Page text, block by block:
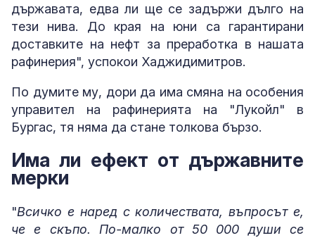
държавата, едва ли ще се задържи дълго на
тези нива. До края на юни са гарантирани
доставките на нефт за преработка в нашата
рафинерия", успокои Хаджидимитров.
По думите му, дори да има смяна на особения
управител на рафинерията на "Лукойл" в
Бургас, тя няма да стане толкова бързо.
Има ли ефект от държавните
мерки
"Всичко е наред с количествата, въпросът е,
че е скъпо. По-малко от 50 000 души се